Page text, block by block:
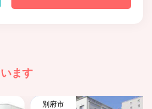
ます
別府市